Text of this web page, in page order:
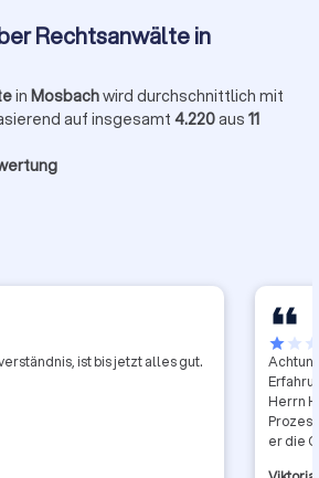
Rechtsanwälte in
in Mosbachwird durchschnittlich mit
auf insgesamt 4.220aus 11
ist bis jetzt alles gut.
starstar
Herrn
er die